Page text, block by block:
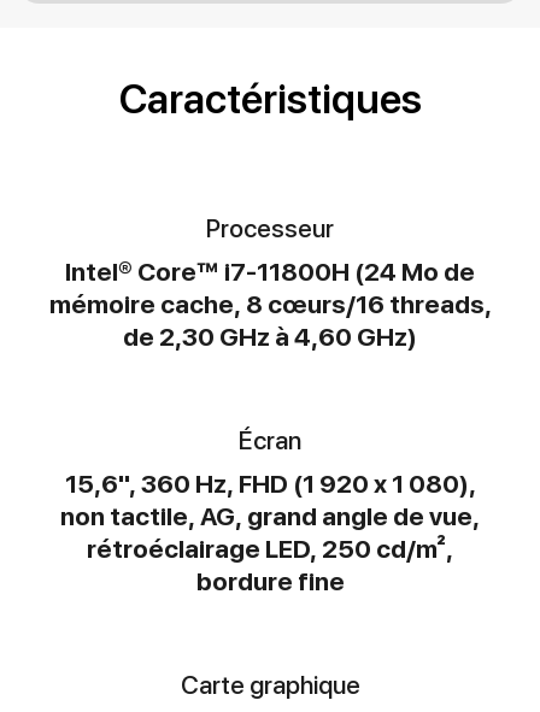
Caractéristiques
Processeur
Intel® Core™ i7-11800H (24 Mo de
mémoire cache, 8 cœurs/16 threads,
de 2,30 GHz à 4,60 GHz)
Écran
15,6", 360 Hz, FHD (1 920 x 1 080),
non tactile, AG, grand angle de vue,
rétroéclairage LED, 250 cd/m²,
bordure fine
Carte graphique